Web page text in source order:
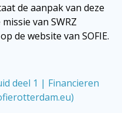
de aanpak van deze
van SWRZ
de website van SOFIE.
deel 1 | Financieren